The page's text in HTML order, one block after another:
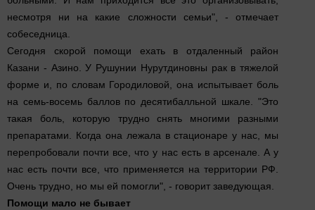
несмотря ни на какие сложности семьи", - отмечает
собеседница.
Сегодня скорой помощи ехать в отдаленный район
Казани - Азино. У Рушунии Нурутдиновны рак в тяжелой
форме и, по словам Городиловой, она испытывает боль
на семь-восемь баллов по десятибалльной шкале. "Это
такая боль, которую трудно снять многими разными
препаратами. Когда она лежала в стационаре у нас, мы
перепробовали почти все, что у нас есть в арсенале. А у
нас есть почти все, что применяется на территории РФ.
Очень трудно, но мы ей помогли", - говорит заведующая.
Помощи мало не бывает